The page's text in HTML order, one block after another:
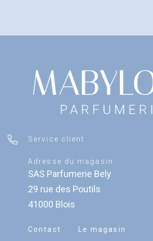
Service client
Adresse du magasin
SAS Parfumerie Bely
29 rue des Poutils
41000 Blois
Contact Le magasin